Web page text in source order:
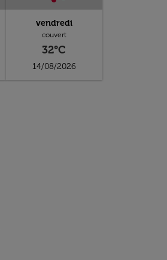
vendredi
couvert
32°C
14/08/2026